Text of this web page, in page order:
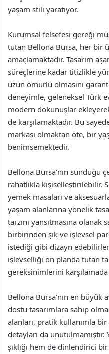
yaşam stili yaratıyor.
Kurumsal felsefesi gereği
tutan Bellona Bursa, her bir
amaçlamaktadır. Tasarım
süreçlerine kadar titizlikle
uzun ömürlü olmasını
deneyimle, geleneksel Türk
modern dokunuşlar
de karşılamaktadır. Bu
markası olmaktan öte, bir
benimsemektedir.
Bellona Bursa’nın sunduğu
rahatlıkla kişiselleştirilebilir.
yemek masaları ve
yaşam alanlarına yönelik
tarzını yansıtmasına olanak
birbirinden şık ve işlevsel
istediği gibi dizayn
işlevselliği ön planda tutan
gereksinimlerini
Bellona Bursa’nın en büyük
dostu tasarımlara sahip
alanları, pratik kullanımla bir
detayları da unutulmamıştır.
şıklığı hem de dinlendirici